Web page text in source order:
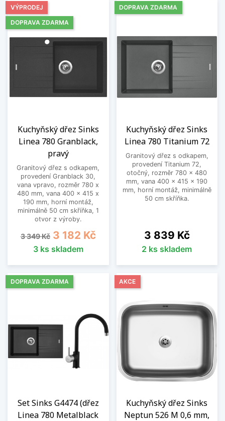
Kuchyňský dřez Sinks
Linea 780 Granblack,
pravý
Granitový dřez s odkapem,
provedení Granblack 30,
vana vpravo, rozměr 780 x
480 mm, vana 400 x 415 x
190 mm, horní montáž,
minimálně 50 cm skříňka, 1
otvor z výroby.
Běžná cena
3 349 Kč Cena
3 182 Kč
3 ks skladem
VÝPRODEJ
DOPRAVA ZDARMA
Kuchyňský dřez Sinks
Linea 780 Titanium 72
Granitový dřez s odkapem,
provedení Titanium 72,
otočný, rozměr 780 x 480
mm, vana 400 x 415 x 190
mm, horní montáž, minimálně
50 cm skříňka.
Cena
3 839 Kč
2 ks skladem
DOPRAVA ZDARMA
Set Sinks G4474 (dřez
Linea 780 Metalblack
DOPRAVA ZDARMA
Kuchyňský dřez Sinks
Neptun 526 M 0,6 mm,
AKCE